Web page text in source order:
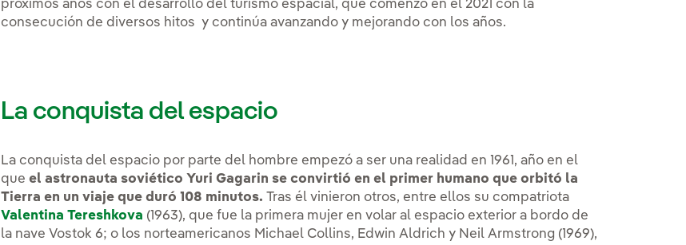
próximos años con el desarrollo del turismo espacial, que comenzó en el 2021 con la
consecución de diversos hitos y continúa avanzando y mejorando con los años.
La conquista del espacio
La conquista del espacio por parte del hombre empezó a ser una realidad en 1961, año en el
queel astronauta soviético Yuri Gagarin se convirtió en el primer humano que orbitó la
Tierra en un viaje que duró 108 minutos. Tras él vinieron otros, entre ellos su compatriota
Valentina Tereshkova (1963), que fue la primera mujer en volar al espacio exterior a bordo de
la nave Vostok 6; o los norteamericanos Michael Collins, Edwin Aldrich y Neil Armstrong (1969),